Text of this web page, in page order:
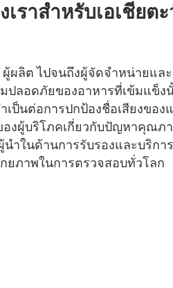
ราสำหรับเอเชียต
ผลิต ไปจนถึงผู้จัดจำหน่ายแล
ปลอดภัยของอาหารที่เข้มแข็ง
ป็นต่อการปกป้องชื่อเสียงของ
งผู้บริโภคเกี่ยวกับปัญหาคุณภ
นำในด้านการรับรองและบริกา
ยภาพในการตรวจสอบทั่วโลก